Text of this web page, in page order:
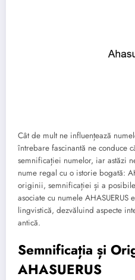
Cât de mult ne influențează
întrebare fascinantă ne conduce
semnificației numelor, iar astăzi
nume regal cu o istorie bogată:
originii, semnificației și a
asociate cu numele
lingvistică, dezvăluind aspecte
antică.
Semnificația și
AHASUERUS